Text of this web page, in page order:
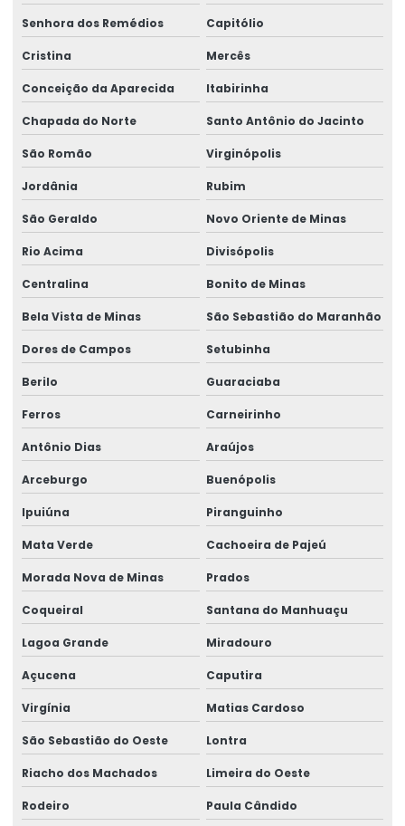
Senhora dos Remédios Capitólio
Cristina Mercês
Conceição da Aparecida Itabirinha
Chapada do Norte Santo Antônio do Jacinto
São Romão Virginópolis
Jordânia Rubim
São Geraldo Novo Oriente de Minas
Rio Acima Divisópolis
Centralina Bonito de Minas
Bela Vista de Minas São Sebastião do Maranhão
Dores de Campos Setubinha
Berilo Guaraciaba
Ferros Carneirinho
Antônio Dias Araújos
Arceburgo Buenópolis
Ipuiúna Piranguinho
Mata Verde Cachoeira de Pajeú
Morada Nova de Minas Prados
Coqueiral Santana do Manhuaçu
Lagoa Grande Miradouro
Açucena Caputira
Virgínia Matias Cardoso
São Sebastião do Oeste Lontra
Riacho dos Machados Limeira do Oeste
Rodeiro Paula Cândido